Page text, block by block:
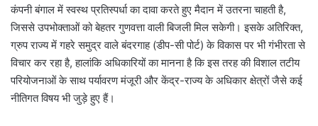
कंपनी बंगाल में स्वस्थ प्रतिस्पर्धा का दावा करते हुए मैदान में उतरना चाहती है,
जिससे उपभोक्ताओं को बेहतर गुणवत्ता वाली बिजली मिल सकेगी। इसके अतिरिक्त,
ग्रुप राज्य में गहरे समुद्र वाले बंदरगाह (डीप-सी पोर्ट) के विकास पर भी गंभीरता से
विचार कर रहा है, हालांकि अधिकारियों का मानना है कि इस तरह की विशाल तटीय
परियोजनाओं के साथ पर्यावरण मंजूरी और केंद्र-राज्य के अधिकार क्षेत्रों जैसे कई
नीतिगत विषय भी जुड़े हुए हैं।